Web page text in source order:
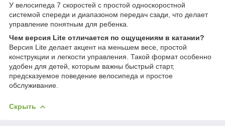
У велосипеда 7 скоростей с простой односкоростной
системой спереди и диапазоном передач сзади, что делает
управление понятным для ребенка.
Чем версия Lite отличается по ощущениям в катании?
Версия Lite делает акцент на меньшем весе, простой
конструкции и легкости управления. Такой формат особенно
удобен для детей, которым важны быстрый старт,
предсказуемое поведение велосипеда и простое
обслуживание.
Скрыть